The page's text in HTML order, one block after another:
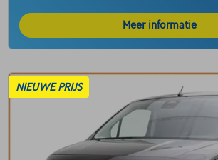
Meer informatie
NIEUWE PRIJS